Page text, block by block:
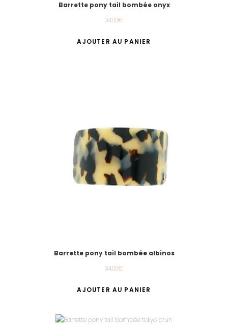
Barrette pony tail bombée onyx
34.00€
AJOUTER AU PANIER
Barrette pony tail bombée albinos
34.00€
AJOUTER AU PANIER